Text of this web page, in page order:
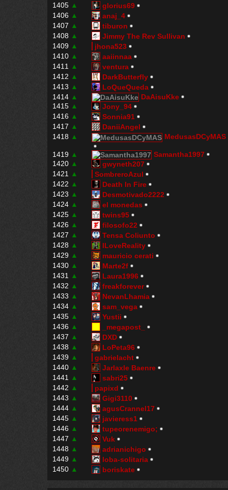
1405 ▲
glorius69
1406 ▲
anaj_4
1407 ▲
tiburon
1408 ▲
Jimmy The Rev Sullivan
1409 ▲
jhona523
1410 ▲
aaiinnaa
1411
▲
ventura
1412 ▲
DarkButterfly
1413 ▲
LoQueQueda
1414 ▲
DaAisuKke
1415 ▲
Jony_94
1416 ▲
Sonnia91
1417 ▲
DaniiAngel
1418 ▲ MedusasDCyMAS
1419 ▲
Samantha1997
1420 ▲
gwyneth207
1421
▲
SombreroAzul
1422 ▲
Death In Fire
1423 ▲
Desmotivado2222
1424 ▲
el monedas
1425 ▲
twins95
1426 ▲
filosofo22
1427 ▲
Tensa Coliunto
1428 ▲
ILoveReality
1429 ▲
mauricio cerati
1430 ▲
Marte2f
1431
▲
Laura1996
1432 ▲
freakforever
1433 ▲
NevanLhamia
1434 ▲
sam_vega
1435 ▲
Yustii
1436 ▲
_megapost_
1437 ▲
DXD
1438 ▲
LoPeta96
1439 ▲
gabrielacht
1440 ▲
Jarlaxle Baenre
1441
▲
sabri25
1442 ▲
papixd
1443 ▲
Gigi3110
1444 ▲
agusCrannel17
1445 ▲
javieress1
1446 ▲
tupeorenemigo;
1447 ▲
Vuk
1448 ▲
adrianichigo
1449 ▲
loba-solitaria
1450 ▲ boriskate